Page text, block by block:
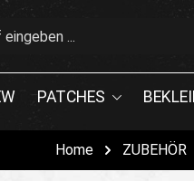
PATCHES
Home ZUBEHÖR